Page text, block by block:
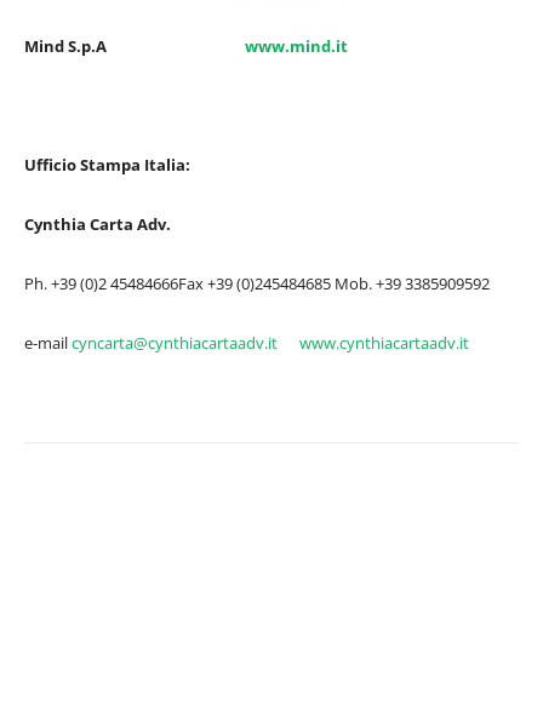
Mind S.p.A www.mind.it
Ufficio Stampa Italia:
Cynthia Carta Adv.
Ph. +39 (0)2 45484666Fax +39 (0)245484685 Mob. +39 3385909592
e-mailcyncarta@cynthiacartaadv.it www.cynthiacartaadv.it